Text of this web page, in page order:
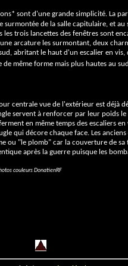
sont d'une grande simplicité. La
de la salle capitulaire, et au
les trois lancettes des fenêtres sont
arcature les surmontant, deux
abritant le haut d'un escalier en vis,
même forme mais plus hautes au
centrale vue de l'extérieur est déjà
servent à renforcer par leur poids
en même temps des escaliers
qui décore chaque face. Les
ou "le plomb" car la couverture de
après la guerre puisque les
couleurs DonatienRF